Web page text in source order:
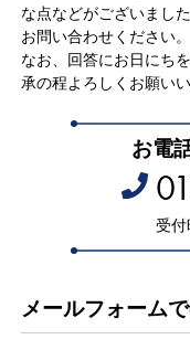
な点などがございまし
お問い合わせください。
なお、回答にお日にち
承の程よろしくお願いい
お電
受
メールフォーム